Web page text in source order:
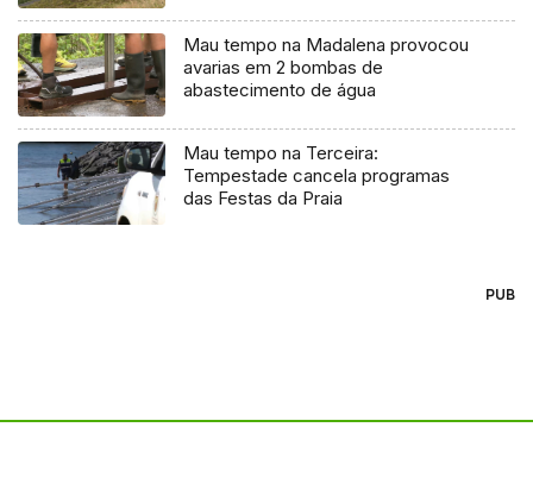
Mau tempo na Madalena provocou
avarias em 2 bombas de
abastecimento de água
Mau tempo na Terceira:
Tempestade cancela programas
das Festas da Praia
PUB